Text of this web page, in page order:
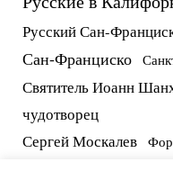
Русский Сан-
Сан-Франциско
Святитель Иоанн
чудотворец
Сергей Москалев